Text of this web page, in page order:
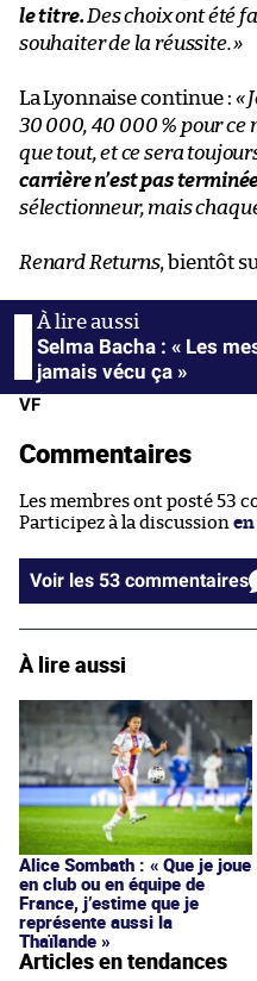
le titre. Des choix ont été
souhaiter de la réussite.»
La Lyonnaise continue : «
30 000, 40 000 % pour ce
que tout, et ce sera
carrière n’est pas
sélectionneur, mais
Renard Returns, bientôt
Selma Bacha : « Les
jamais vécu ça »
VF
Commentaires
Les membres ont posté 53
Participez à la discussion
Voir les 53 commentaires
À lire aussi
Alice Sombath : « Que je joue
en club ou en équipe de
France, j’estime que je
représente aussi la
Thaïlande »
Articles en tendances